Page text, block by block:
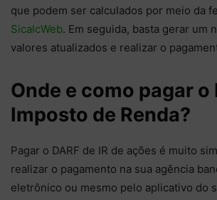
que podem ser calculados por meio da
SicalcWeb. Em seguida, basta gerar um
valores atualizados e realizar o
Onde e como pagar o
Imposto de Renda?
Pagar o DARF de IR de ações é muito
realizar o pagamento na sua agência
eletrônico ou mesmo pelo aplicativo do